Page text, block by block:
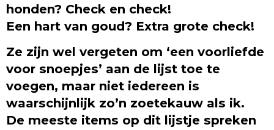
honden? Check en check!
Een hart van goud? Extra grote check!
Ze zijn wel vergeten om ‘een voorliefde
voor snoepjes’ aan de lijst toe te
voegen, maar niet iedereen is
waarschijnlijk zo’n zoetekauw als ik.
De meeste items op dit lijstje spreken